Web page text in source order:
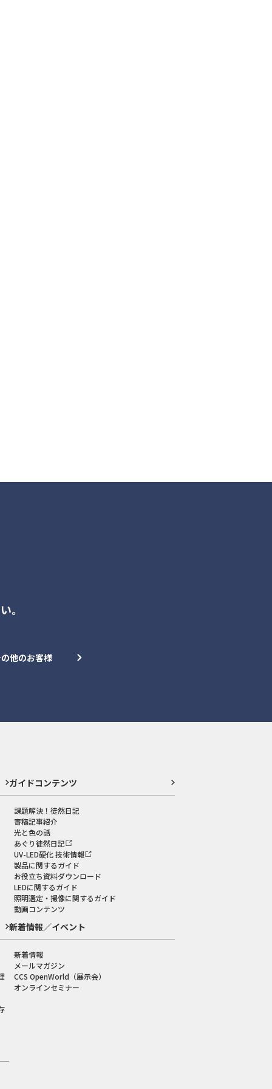
。
他のお客様
ガイドコンテンツ
課題解決！徒然日記
寄稿記事紹介
光と色の話
あぐり徒然日記
UV-LED硬化 技術情報
製品に関するガイド
お役立ち資料ダウンロード
LEDに関するガイド
照明選定・撮像に関するガイド
動画コンテンツ
新着情報／イベント
新着情報
メールマガジン
CCS OpenWorld（展示会）
オンラインセミナー